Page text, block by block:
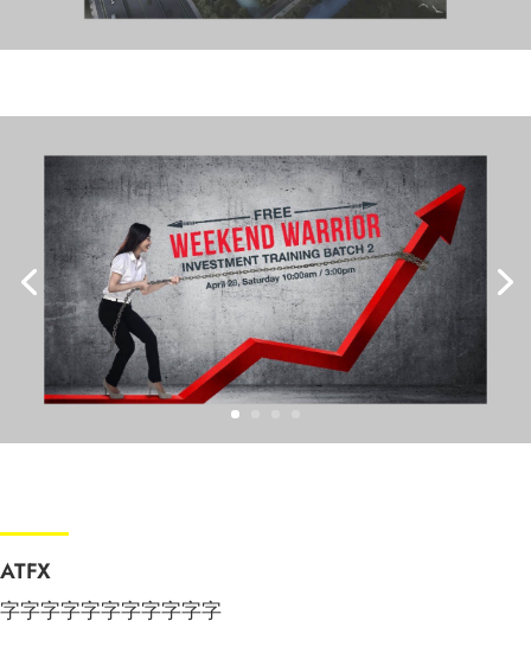
ATFX
字字字字字字字字字字字